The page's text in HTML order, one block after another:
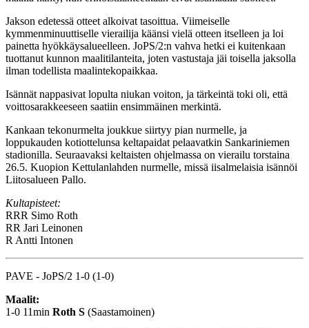
Jakson edetessä otteet alkoivat tasoittua. Viimeiselle
kymmenminuuttiselle vierailija käänsi vielä otteen itselleen ja loi
painetta hyökkäysalueelleen. JoPS/2:n vahva hetki ei kuitenkaan
tuottanut kunnon maalitilanteita, joten vastustaja jäi toisella jaksolla
ilman todellista maalintekopaikkaa.
Isännät nappasivat lopulta niukan voiton, ja tärkeintä toki oli, että
voittosarakkeeseen saatiin ensimmäinen merkintä.
Kankaan tekonurmelta joukkue siirtyy pian nurmelle, ja
loppukauden kotiottelunsa keltapaidat pelaavatkin Sankariniemen
stadionilla. Seuraavaksi keltaisten ohjelmassa on vierailu torstaina
26.5. Kuopion Kettulanlahden nurmelle, missä iisalmelaisia isännöi
Liitosalueen Pallo.
Kultapisteet:
RRR Simo Roth
RR Jari Leinonen
R Antti Intonen
PAVE - JoPS/2 1-0 (1-0)
Maalit:
1-0 11min Roth S (Saastamoinen)